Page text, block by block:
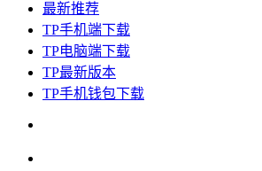
最新推荐
TP手机端下载
TP电脑端下载
TP最新版本
TP手机钱包下载